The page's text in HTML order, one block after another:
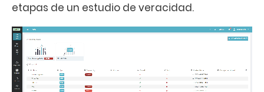
etapas de un estudio de veracidad.